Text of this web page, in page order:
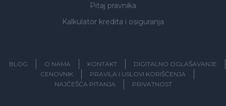
Pitaj pravnika
Kalkulator kredita i osiguranja
BLOG O NAMA KONTAKT
DIGITALNO OGLAŠAVANJE
CENOVNIK
PRAVILA I USLOVI KORIŠĆENJA
NAJČEŠĆA PITANJA
PRIVATNOST